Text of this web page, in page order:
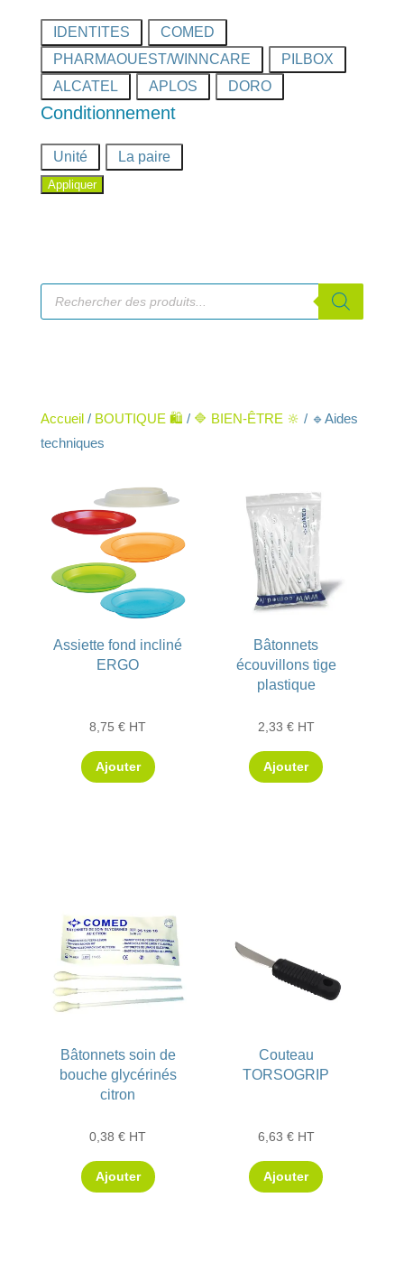
Marque
IDENTITES
COMED
PHARMAOUEST/WINNCARE
PILBOX
ALCATEL
APLOS DORO
Conditionnement
Conditionnement
Unité La paire
Appliquer
Recherche
produits
Accueil/ BOUTIQUE 🛍️ / 🔷 BIEN-ÊTRE 🔆 / 🔹Aides
techniques
Assiette fond incliné
ERGO
8,75€ HT
Ajouter
Bâtonnets
écouvillons tige
plastique
2,33 € HT
Ajouter
Bâtonnets soin de
bouche glycérinés
citron
0,38€ HT
Ajouter
Couteau
TORSOGRIP
6,63 € HT
Ajouter